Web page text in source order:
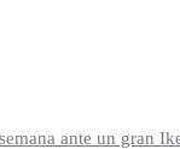
ante un gran